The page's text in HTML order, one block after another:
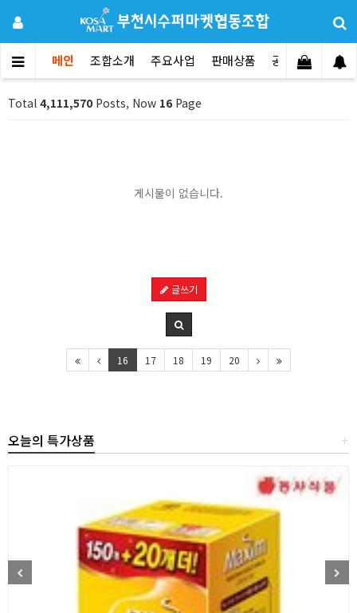
메인 조합소개 주요사업 판매상품 공지사항 문
Total 4,111,570 Posts, Now 16 Page
게시물이 없습니다.
글쓰기
16 17 18 19 20
+
오늘의 특가상품